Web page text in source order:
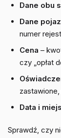
Dane obu
Dane
numer
Cena –
czy „opłat
Data i
Sprawdź, czy